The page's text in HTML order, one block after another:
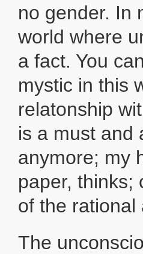
no gender. In
world where
a fact. You
mystic in this
relatonship
is a must and
anymore; my
paper, thinks;
of the rational
The